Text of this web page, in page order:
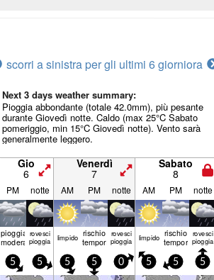
scorri a sinistra per gli ultimi 6 giorniora
Next 3 days weather summary:
Pioggia abbondante (totale 42.0mm), più pesante
durante Giovedì notte. Caldo (max 25°C Sabato
pomeriggio, min 15°C Giovedì notte). Vento sarà
generalmente leggero.
Gio
6
Venerdì
7
Sabato
8
PM notte AM PM notte AM PM notte
pioggia
moderata
rovesci
pioggia limp­ido rischio
temporale
rovesci
pioggia limp­ido rischio
temporale
rovesci
pioggia
5 5 5 5 0 5 5 5